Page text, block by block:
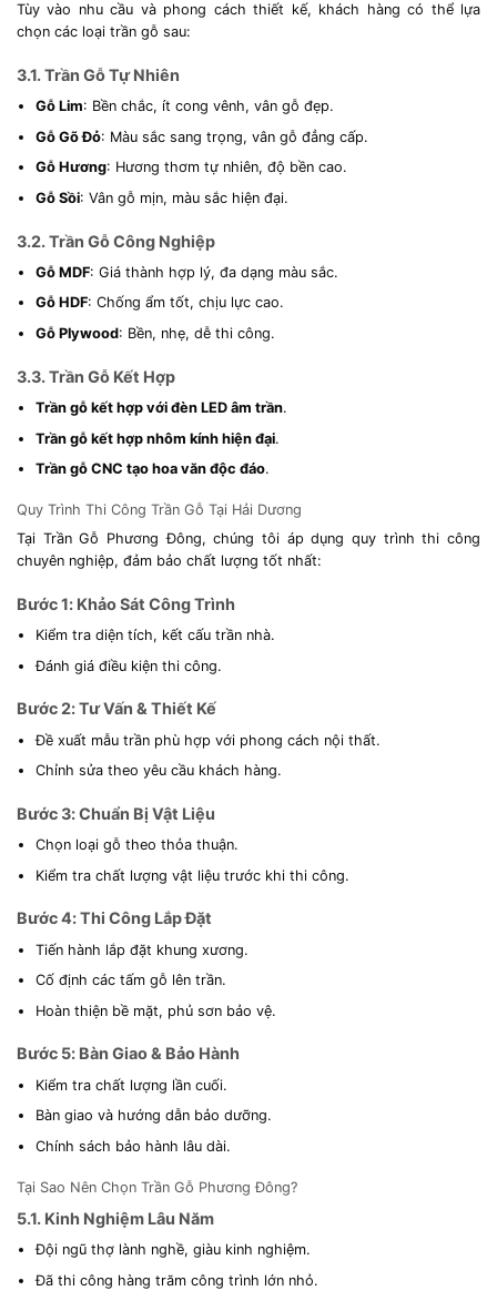
Tùy vào nhu cầu và phong cách thiết kế, khách hàng có thể lựa
chọn các loại trần gỗ sau:
3.1. Trần Gỗ Tự Nhiên
Gỗ Lim: Bền chắc, ít cong vênh, vân gỗ đẹp.
Gỗ Gõ Đỏ: Màu sắc sang trọng, vân gỗ đẳng cấp.
Gỗ Hương: Hương thơm tự nhiên, độ bền cao.
Gỗ Sồi: Vân gỗ mịn, màu sắc hiện đại.
3.2. Trần Gỗ Công Nghiệp
Gỗ MDF: Giá thành hợp lý, đa dạng màu sắc.
Gỗ HDF: Chống ẩm tốt, chịu lực cao.
Gỗ Plywood: Bền, nhẹ, dễ thi công.
3.3. Trần Gỗ Kết Hợp
Trần gỗ kết hợp với đèn LED âm trần.
Trần gỗ kết hợp nhôm kính hiện đại.
Trần gỗ CNC tạo hoa văn độc đáo.
Quy Trình Thi Công Trần Gỗ Tại Hải Dương
Tại Trần Gỗ Phương Đông, chúng tôi áp dụng quy trình thi công
chuyên nghiệp, đảm bảo chất lượng tốt nhất:
Bước 1: Khảo Sát Công Trình
Kiểm tra diện tích, kết cấu trần nhà.
Đánh giá điều kiện thi công.
Bước 2: Tư Vấn & Thiết Kế
Đề xuất mẫu trần phù hợp với phong cách nội thất.
Chỉnh sửa theo yêu cầu khách hàng.
Bước 3: Chuẩn Bị Vật Liệu
Chọn loại gỗ theo thỏa thuận.
Kiểm tra chất lượng vật liệu trước khi thi công.
Bước 4: Thi Công Lắp Đặt
Tiến hành lắp đặt khung xương.
Cố định các tấm gỗ lên trần.
Hoàn thiện bề mặt, phủ sơn bảo vệ.
Bước 5: Bàn Giao & Bảo Hành
Kiểm tra chất lượng lần cuối.
Bàn giao và hướng dẫn bảo dưỡng.
Chính sách bảo hành lâu dài.
Tại Sao Nên Chọn Trần Gỗ Phương Đông?
5.1. Kinh Nghiệm Lâu Năm
Đội ngũ thợ lành nghề, giàu kinh nghiệm.
Đã thi công hàng trăm công trình lớn nhỏ.